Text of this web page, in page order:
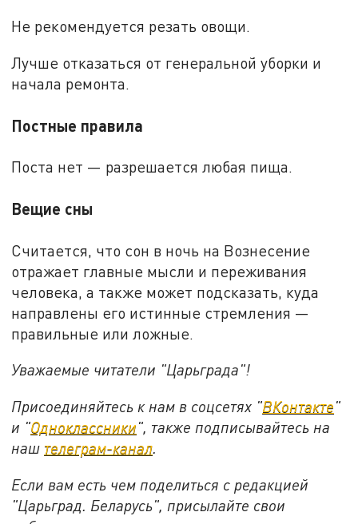
Не рекомендуется резать овощи.
Лучше отказаться от генеральной уборки и
начала ремонта.
Постные правила
Поста нет — разрешается любая пища.
Вещие сны
Считается, что сон в ночь на Вознесение
отражает главные мысли и переживания
человека, а также может подсказать, куда
направлены его истинные стремления —
правильные или ложные.
Уважаемые читатели "Царьграда"!
Присоединяйтесь к нам в соцсетях "ВКонтакте"
и "Одноклассники", также подписывайтесь на
наш телеграм-канал.
Если вам есть чем поделиться с редакцией
"Царьград. Беларусь", присылайте свои